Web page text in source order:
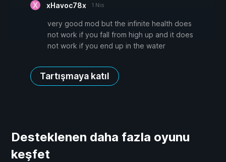
xHavoc78x 1 Nis
very good mod but the infinite health does
not work if you fall from high up and it does
not work if you end up in the water
Tartışmaya katıl
Desteklenen daha fazla oyunu
keşfet